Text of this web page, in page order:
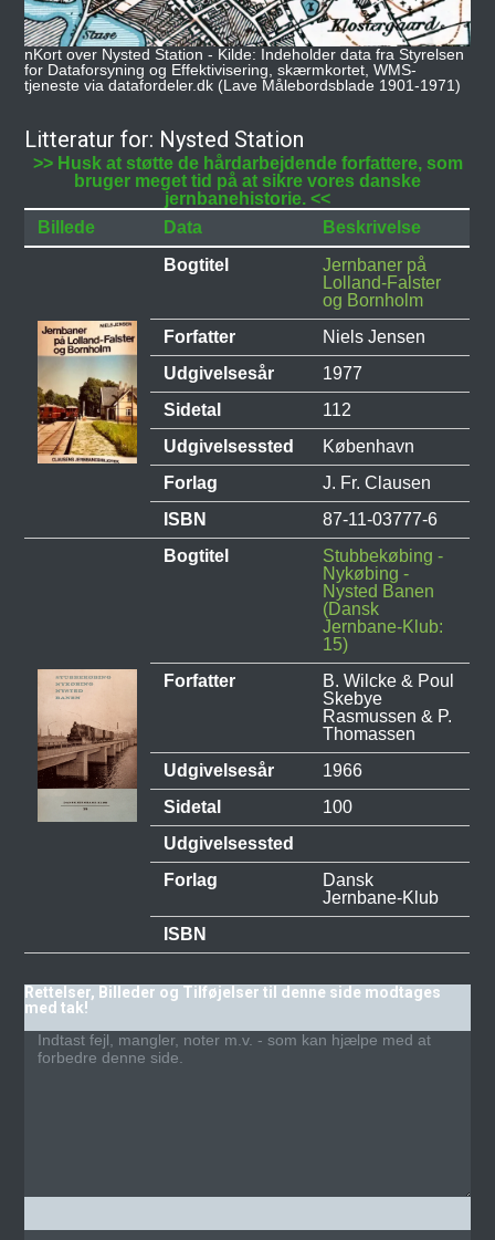
nKort over Nysted Station - Kilde: Indeholder data fra Styrelsen
for Dataforsyning og Effektivisering, skærmkortet, WMS-
tjeneste via datafordeler.dk (Lave Målebordsblade 1901-1971)
Litteratur for: Nysted Station
>> Husk at støtte de hårdarbejdende forfattere, som
bruger meget tid på at sikre vores danske
jernbanehistorie. <<
Billede
Data
Beskrivelse
Bogtitel
Jernbaner på
Lolland-Falster
og Bornholm
Forfatter
Niels Jensen
Udgivelsesår
1977
Sidetal
112
Udgivelsessted
København
Forlag
J. Fr. Clausen
ISBN
87-11-03777-6
Bogtitel
Stubbekøbing -
Nykøbing -
Nysted Banen
(Dansk
Jernbane-Klub:
15)
Forfatter
B. Wilcke & Poul
Skebye
Rasmussen & P.
Thomassen
Udgivelsesår
1966
Sidetal
100
Udgivelsessted
Forlag
Dansk
Jernbane-Klub
ISBN
Rettelser, Billeder og Tilføjelser til denne side modtages
med tak!